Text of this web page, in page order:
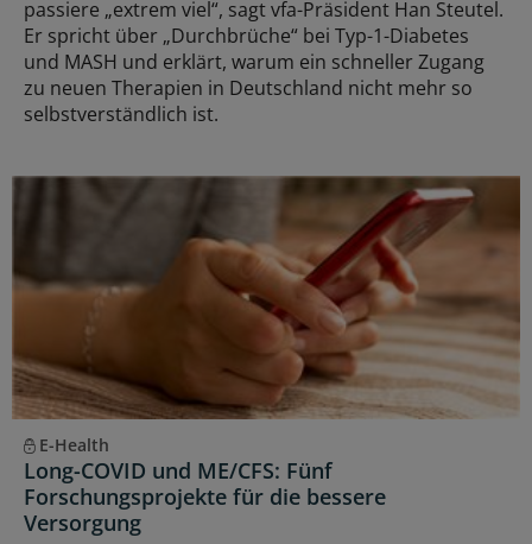
passiere „extrem viel“, sagt vfa-Präsident Han Steutel.
Er spricht über „Durchbrüche“ bei Typ-1-Diabetes
und MASH und erklärt, warum ein schneller Zugang
zu neuen Therapien in Deutschland nicht mehr so
selbstverständlich ist.
E-Health
Long-COVID und ME/CFS: Fünf
Forschungsprojekte für die bessere
Versorgung